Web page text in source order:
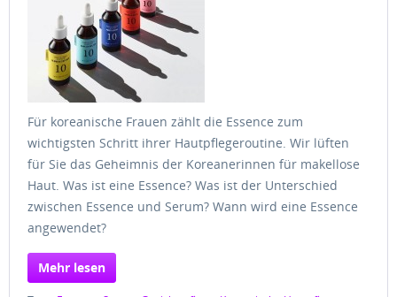
Für koreanische Frauen zählt die Essence zum
wichtigsten Schritt ihrer Hautpflegeroutine. Wir lüften
für Sie das Geheimnis der Koreanerinnen für makellose
Haut. Was ist eine Essence? Was ist der Unterschied
zwischen Essence und Serum? Wann wird eine Essence
angewendet?
Mehr lesen